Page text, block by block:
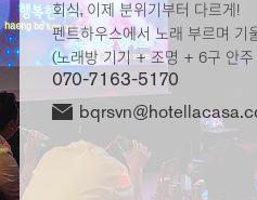
회식, 이제 분위기부터 다르게!
펜트하우스에서 노래 부르며 기
(노래방 기기 + 조명 + 6구 안
070-7163-5170